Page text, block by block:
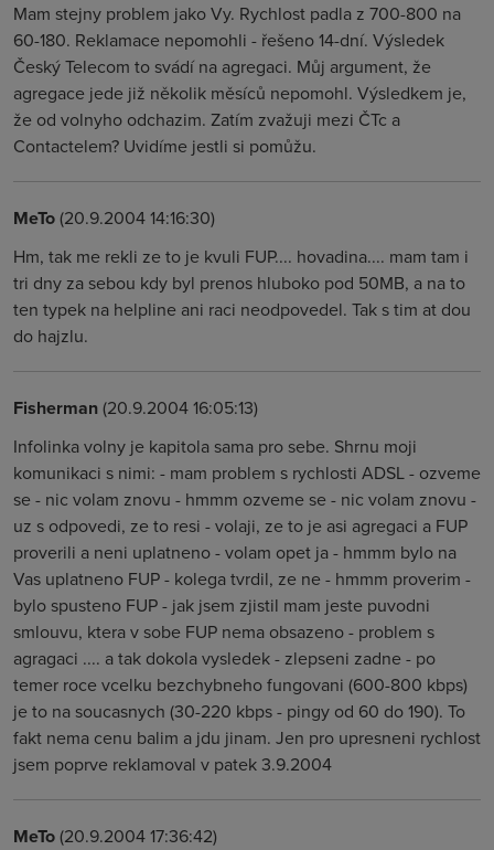
Mam stejny problem jako Vy. Rychlost padla z 700-800 na
60-180. Reklamace nepomohli - řešeno 14-dní. Výsledek
Český Telecom to svádí na agregaci. Můj argument, že
agregace jede již několik měsíců nepomohl. Výsledkem je,
že od volnyho odchazim. Zatím zvažuji mezi ČTc a
Contactelem? Uvidíme jestli si pomůžu.
MeTo(20.9.2004 14:16:30)
Hm, tak me rekli ze to je kvuli FUP.... hovadina.... mam tam i
tri dny za sebou kdy byl prenos hluboko pod 50MB, a na to
ten typek na helpline ani raci neodpovedel. Tak s tim at dou
do hajzlu.
Fisherman(20.9.2004 16:05:13)
Infolinka volny je kapitola sama pro sebe. Shrnu moji
komunikaci s nimi: - mam problem s rychlosti ADSL - ozveme
se - nic volam znovu - hmmm ozveme se - nic volam znovu -
uz s odpovedi, ze to resi - volaji, ze to je asi agregaci a FUP
proverili a neni uplatneno - volam opet ja - hmmm bylo na
Vas uplatneno FUP - kolega tvrdil, ze ne - hmmm proverim -
bylo spusteno FUP - jak jsem zjistil mam jeste puvodni
smlouvu, ktera v sobe FUP nema obsazeno - problem s
agragaci .... a tak dokola vysledek - zlepseni zadne - po
temer roce vcelku bezchybneho fungovani (600-800 kbps)
je to na soucasnych (30-220 kbps - pingy od 60 do 190). To
fakt nema cenu balim a jdu jinam. Jen pro upresneni rychlost
jsem poprve reklamoval v patek 3.9.2004
MeTo(20.9.2004 17:36:42)